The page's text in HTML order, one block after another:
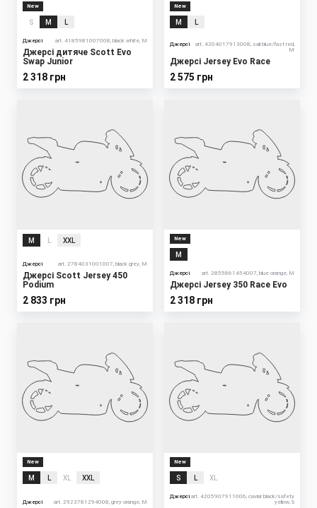
New
S M
Джерсі art. 4185981007008, black white, M
Джерсі дитяче Scott Evo
Swap Junior
2 318 грн
New
M
Джерсі
art. 4204017913008, sail blue/fast red,
M
Джерсі Jersey Evo Race
2 575 грн
M XXL
Джерсі art. 2784031001007, black grey, M
Джерсі Scott Jersey 450
Podium
2 833 грн
New
M
Джерсі art. 2855861454007, blue orange, M
Джерсі Jersey 350 Race Evo
2 318 грн
New
M XL XXL
Джерсі art. 2923781294008, grey orange, M
New
S XL
Джерсі art. 4205907911006, caviar black/safety
yellow, S